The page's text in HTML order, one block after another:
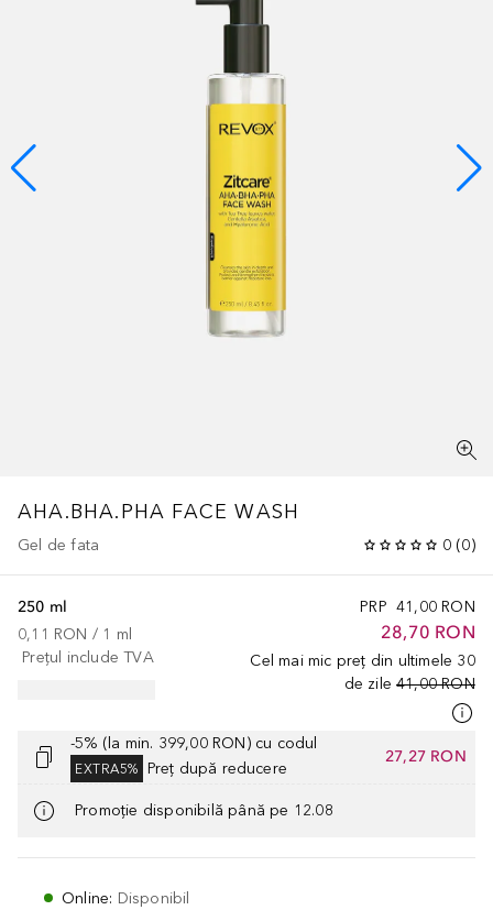
AHA.BHA.PHA FACE WASH
Gel de fata 0 (0)
PRP 41,00 RON
28,70 RON
Cel mai mic preț din ultimele 30
de zile 41,00 RON
250 ml
0,11 RON / 1 ml
Prețul include TVA
-5% (la min. 399,00 RON) cu codul
EXTRA5% Preț după reducere
27,27 RON
Promoție disponibilă până pe 12.08
Online: Disponibil